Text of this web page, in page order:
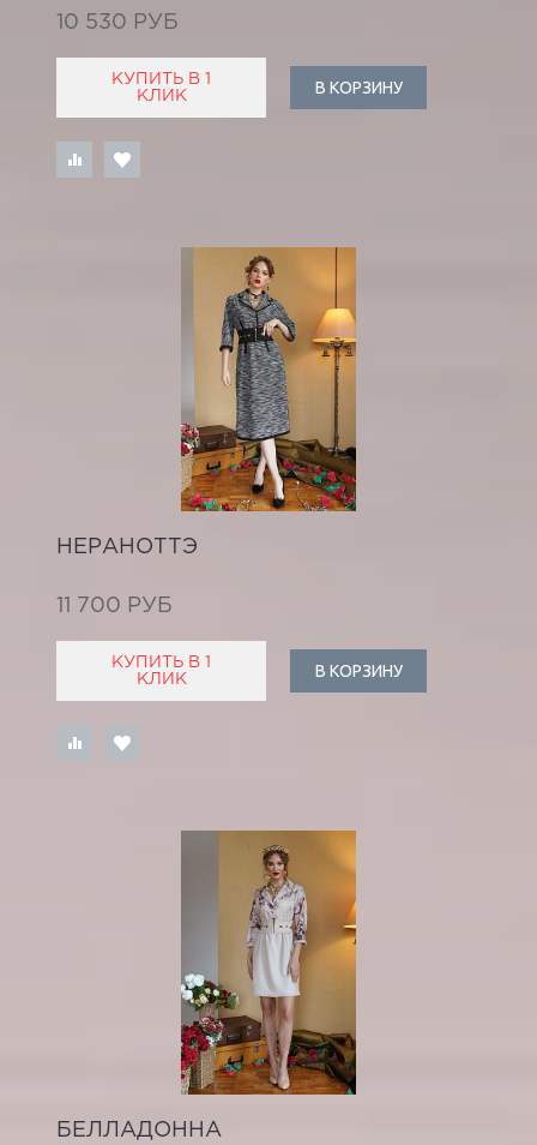
10 530 РУБ
КУПИТЬ В 1
КЛИК
В КОРЗИНУ
НЕРАНОТТЭ
11 700 РУБ
КУПИТЬ В 1
КЛИК
В КОРЗИНУ
БЕЛЛАДОННА